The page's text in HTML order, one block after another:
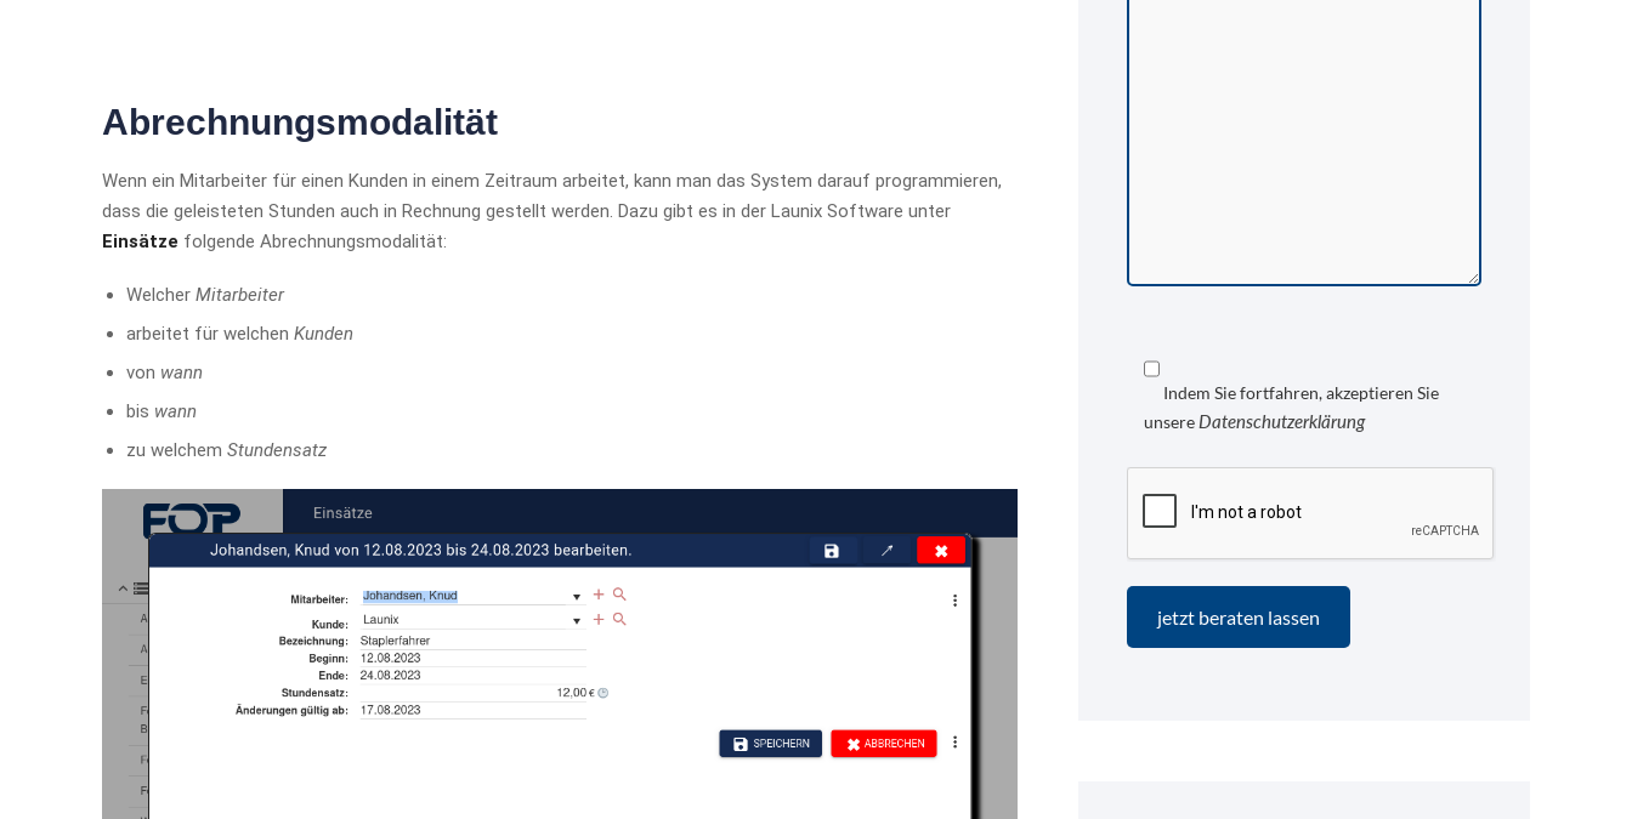
Abrechnungsmodalität
Wenn ein Mitarbeiter für einen Kunden in einem Zeitraum arbeitet, kann man das System darauf programmieren,
dass die geleisteten Stunden auch in Rechnung gestellt werden. Dazu gibt es in der Launix Software unter
Einsätze folgende Abrechnungsmodalität:
Welcher Mitarbeiter
arbeitet für welchen Kunden
von wann
bis wann
zu welchem Stundensatz
Indem Sie fortfahren, akzeptieren Sie
unsere Datenschutzerklärung